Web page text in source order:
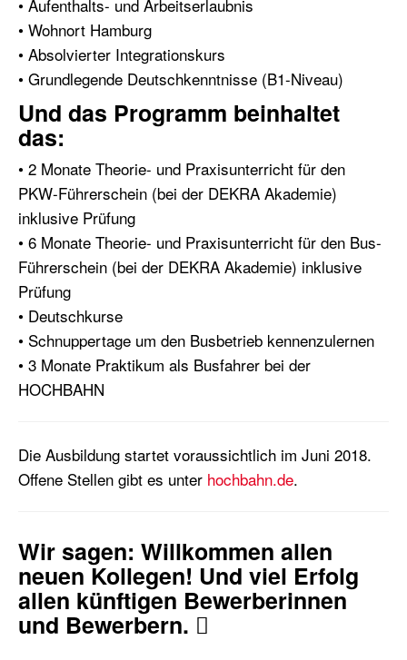
• Aufenthalts- und Arbeitserlaubnis
• Wohnort Hamburg
• Absolvierter Integrationskurs
• Grundlegende Deutschkenntnisse (B1-Niveau)
Und das Programm beinhaltet
das:
• 2 Monate Theorie- und Praxisunterricht für den
PKW-Führerschein (bei der DEKRA Akademie)
inklusive Prüfung
• 6 Monate Theorie- und Praxisunterricht für den Bus-
Führerschein (bei der DEKRA Akademie) inklusive
Prüfung
• Deutschkurse
• Schnuppertage um den Busbetrieb kennenzulernen
• 3 Monate Praktikum als Busfahrer bei der
HOCHBAHN
Die Ausbildung startet voraussichtlich im Juni 2018.
Offene Stellen gibt es unter hochbahn.de.
Wir sagen: Willkommen allen
neuen Kollegen! Und viel Erfolg
allen künftigen Bewerberinnen
und Bewerbern. 